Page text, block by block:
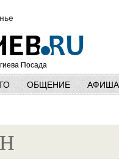
Посада
ОБЩЕНИЕ АФИША